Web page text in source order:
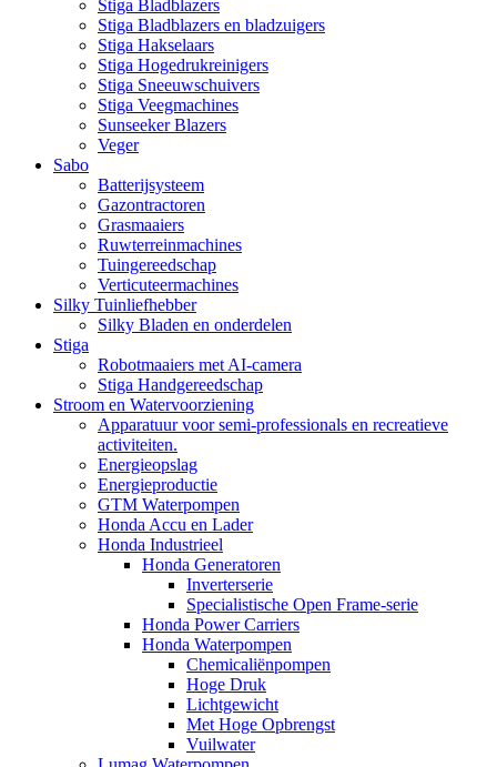
Stiga Bladblazers
Stiga Bladblazers en bladzuigers
Stiga Hakselaars
Stiga Hogedrukreinigers
Stiga Sneeuwschuivers
Stiga Veegmachines
Sunseeker Blazers
Veger
Sabo
Batterijsysteem
Gazontractoren
Grasmaaiers
Ruwterreinmachines
Tuingereedschap
Verticuteermachines
Silky Tuinliefhebber
Silky Bladen en onderdelen
Stiga
Robotmaaiers met AI-camera
Stiga Handgereedschap
Stroom en Watervoorziening
Apparatuur voor semi-professionals en recreatieve
activiteiten.
Energieopslag
Energieproductie
GTM Waterpompen
Honda Accu en Lader
Honda Industrieel
Honda Generatoren
Inverterserie
Specialistische Open Frame-serie
Honda Power Carriers
Honda Waterpompen
Chemicaliënpompen
Hoge Druk
Lichtgewicht
Met Hoge Opbrengst
Vuilwater